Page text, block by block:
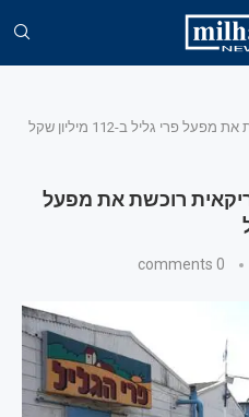
גליל ב-112 מיליון שקל
רוכשת את מפעל
0 comments